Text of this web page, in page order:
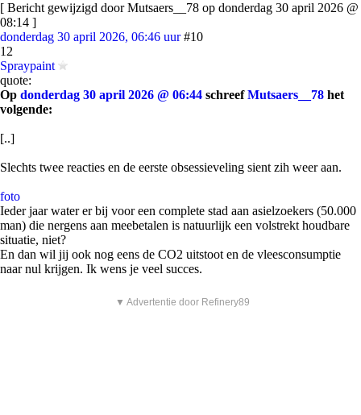
[ Bericht gewijzigd door Mutsaers__78 op donderdag 30 april 2026 @
08:14 ]
donderdag 30 april 2026, 06:46 uur #10
12
Spraypaint
quote:
Op donderdag 30 april 2026 @ 06:44 schreefMutsaers__78 het
volgende:
[..]
Slechts twee reacties en de eerste obsessieveling sient zih weer aan.
foto
Ieder jaar water er bij voor een complete stad aan asielzoekers (50.000
man) die nergens aan meebetalen is natuurlijk een volstrekt houdbare
situatie, niet?
En dan wil jij ook nog eens de CO2 uitstoot en de vleesconsumptie
naar nul krijgen. Ik wens je veel succes.
▼ Advertentie door Refinery89